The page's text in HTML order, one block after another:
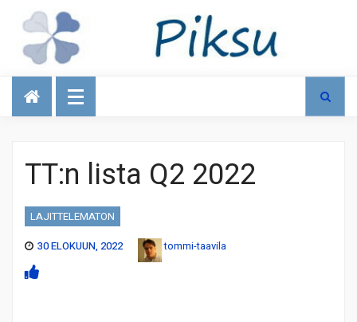
Talous
TT:n lista Q2 2022
LAJITTELEMATON
30 ELOKUUN, 2022
tommi-taavila